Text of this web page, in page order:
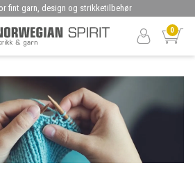
fint garn, design og strikketilbehør
0